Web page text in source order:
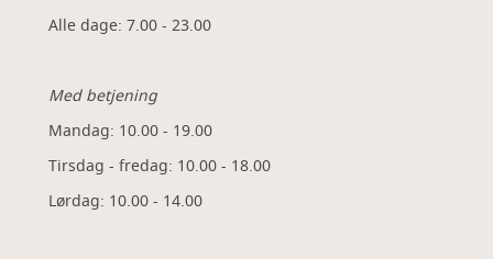
Alle dage: 7.00 - 23.00
Med betjening
Mandag: 10.00 - 19.00
Tirsdag - fredag: 10.00 - 18.00
Lørdag: 10.00 - 14.00